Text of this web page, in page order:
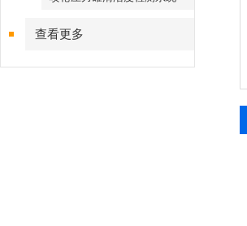
查看更多